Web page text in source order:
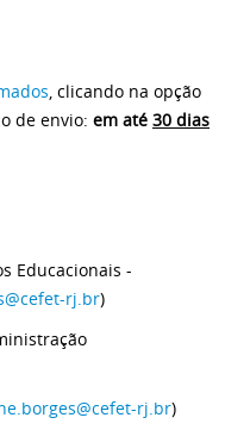
, clicando na opção
de envio: em até 30 dias
Educacionais -
rj.br)
rj.br)